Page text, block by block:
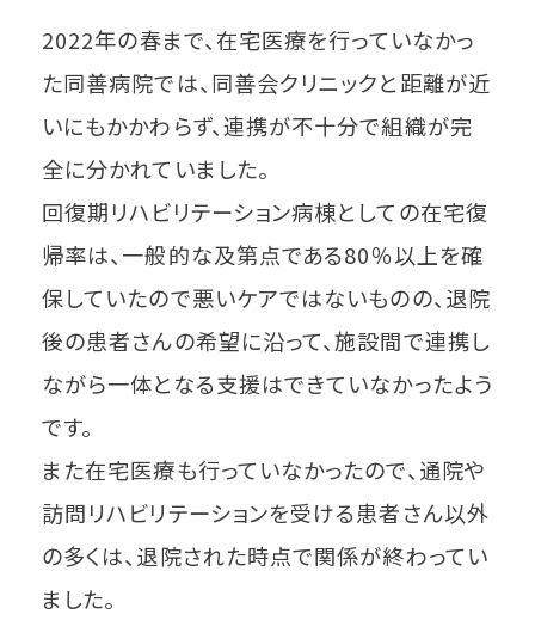
2022年の春まで、在宅医療を行っていなかっ
た同善病院では、同善会クリニックと距離が近
いにもかかわらず、連携が不十分で組織が完
全に分かれていました。
回復期リハビリテーション病棟としての在宅復
帰率は、一般的な及第点である80％以上を確
保していたので悪いケアではないものの、退院
後の患者さんの希望に沿って、施設間で連携し
ながら一体となる支援はできていなかったよう
です。
また在宅医療も行っていなかったので、通院や
訪問リハビリテーションを受ける患者さん以外
の多くは、退院された時点で関係が終わってい
ました。